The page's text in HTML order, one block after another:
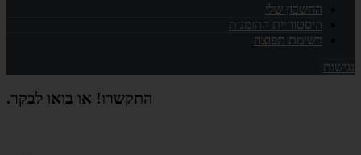
החשבון שלי
היסטוריית ההזמנות
רשימת תפוצה
נגישות
התקשרו! או בואו לבקר.